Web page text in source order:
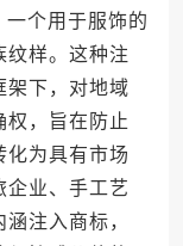
一个用于服饰的
纹样。这种注
架下，对地域
权，旨在防止
化为具有市场
企业、手工艺
注入商标，